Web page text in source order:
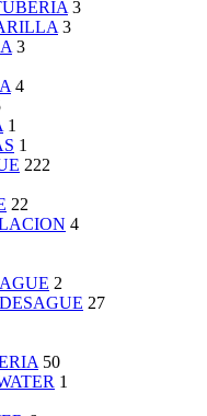
3
3
3
4
1
1
222
22
4
2
27
50
1